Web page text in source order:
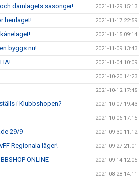
damlagets säsonger! 2021-11-29 15:13
herrlaget! 2021-11-17 22:59
2021-11-15 09:14
byggs nu! 2021-11-09 13:43
2021-11-04 10:09
2021-10-20 14:23
2021-10-12 17:45
i Klubbshopen? 2021-10-07 19:43
2021-10-06 17:15
29/9 2021-09-30 11:12
Regionala läger! 2021-09-27 21:01
ONLINE 2021-09-14 12:05
2021-08-28 14:11